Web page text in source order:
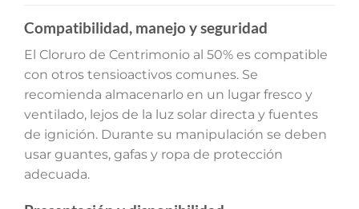
Compatibilidad, manejo y seguridad
El Cloruro de Centrimonio al 50% es compatible
con otros tensioactivos comunes. Se
recomienda almacenarlo en un lugar fresco y
ventilado, lejos de la luz solar directa y fuentes
de ignición. Durante su manipulación se deben
usar guantes, gafas y ropa de protección
adecuada.